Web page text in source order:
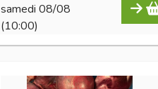
samedi 08/08
(10:00)